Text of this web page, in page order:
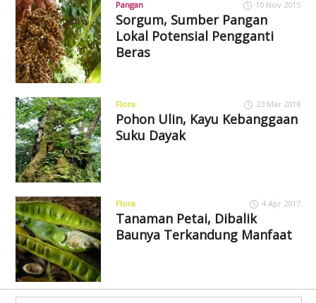
Pangan 10 Nov 2015
Sorgum, Sumber Pangan
Lokal Potensial Pengganti
Beras
Flora 23 Mar 2018
Pohon Ulin, Kayu Kebanggaan
Suku Dayak
Flora 4 Apr 2017
Tanaman Petai, Dibalik
Baunya Terkandung Manfaat